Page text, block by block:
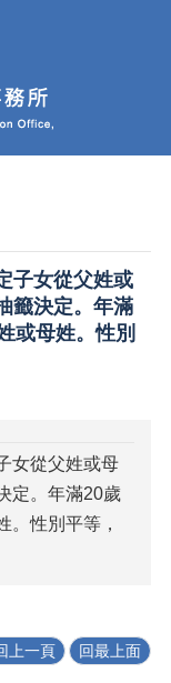
子女從父姓或
籤決定。年滿
或母姓。性別
女從父姓或母
定。年滿20歲
。性別平等，
上一頁 回最上面